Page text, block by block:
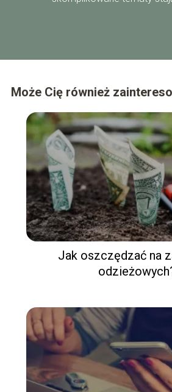
Może Cię również
Jak oszczędzać na